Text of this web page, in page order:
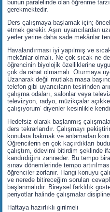
bunun paralelinde olan öğrenme
gerekmektedir.
Ders çalışmaya başlamak için;
etmek gerekir. Aşırı uyarıcılardan
yerler yerine daha sade mekânlar
Havalandırması iyi yapılmış ve
mekânlar olmalı. Ne çok sıcak ne
öğrencinin biyolojik özelliklerine
çok da rahat olmamalı. Oturmaya
Uzanarak değil mutlaka masa
telefon gibi uyarıcıların tesirinden
çalışma odaları, salonlar veya
televizyon, radyo, müzikçalar
çalışıyorum’ diyenler kesinlikle
Hedefsiz olarak başlanmış
ders tekrarlarıdır. Çalışmayı
konulara bakmak ve anlamadan
Öğrencilerin en çok kaçırdıkları
çalıştım, ödevimi bitirdim şeklinde
kandırdığını zanneder. Bu tempo
sınav dönemlerinde tempo
öğrenciler zorlanır. Hangi konuyu
ve nerede bitireceğim soruları
başlanmalıdır. Bireysel farklılık
periyotlar halinde çalışmalar
Haftaya hazırlıklı girilmeli